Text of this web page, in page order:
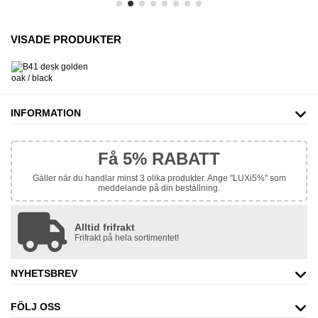
VISADE PRODUKTER
INFORMATION
Få 5% RABATT
Gäller när du handlar minst 3 olika produkter. Ange "LUXi5%" som
meddelande på din beställning.
Alltid frifrakt
Frifrakt på hela sortimentet!
NYHETSBREV
FÖLJ OSS